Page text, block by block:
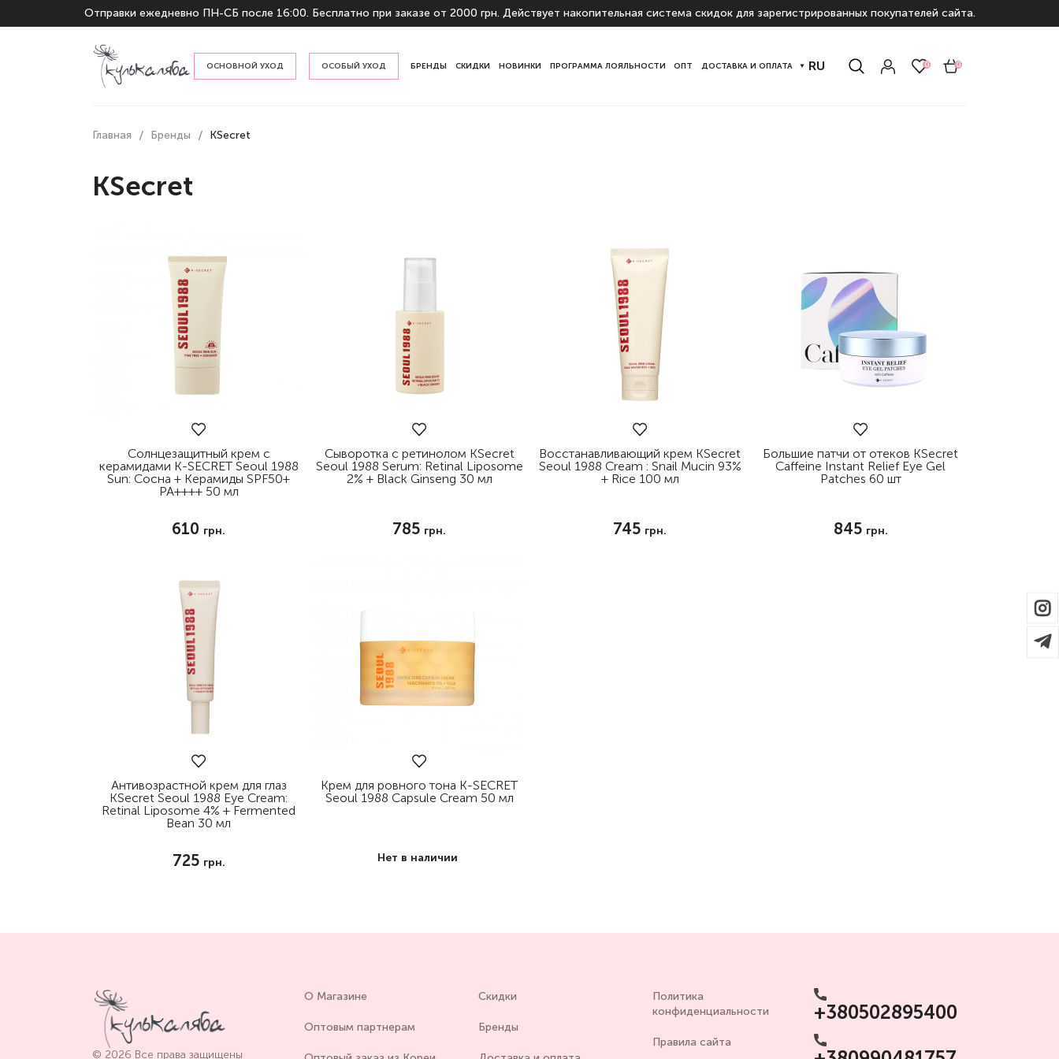
Отправки ежедневно ПН-СБ после 16:00. Бесплатно при заказе от 2000 грн. Действует накопительная система скидок для зарегистрированных покупателей сайта.
ОСНОВНОЙ УХОД
Кремы и эмульсии
Отшелушивание
Для кожи вокруг глаз
Маски
Для волос
Декоративная косметика
Уход за телом и губами
Аксессуары и массаж
ОСОБЫЙ УХОД БРЕНДЫ СКИДКИ НОВИНКИ ПРОГРАММА ЛОЯЛЬНОСТИ ОПТ ДОСТАВКА И ОПЛАТА RU 0 0
Главная Бренды KSecret
KSecret
Солнцезащитный крем с
керамидами K-SECRET Seoul 1988
Sun: Сосна + Керамиды SPF50+
PA++++ 50 мл
610 грн.
Сыворотка с ретинолом KSecret
Seoul 1988 Serum: Retinal Liposome
2% + Black Ginseng 30 мл
785 грн.
Восстанавливающий крем KSecret
Seoul 1988 Cream : Snail Mucin 93%
+ Rice 100 мл
745 грн.
Большие патчи от отеков KSecret
Caffeine Instant Relief Eye Gel
Patches 60 шт
845 грн.
Антивозрастной крем для глаз
KSecret Seoul 1988 Eye Cream:
Retinal Liposome 4% + Fermented
Bean 30 мл
725 грн.
Крем для ровного тона K-SECRET
Seoul 1988 Capsule Cream 50 мл
Нет в наличии
© 2026 Все права защищены
О Магазине
Оптовым партнерам
Скидки
Бренды
Политика
конфиденциальности
Правила сайта
+380502895400